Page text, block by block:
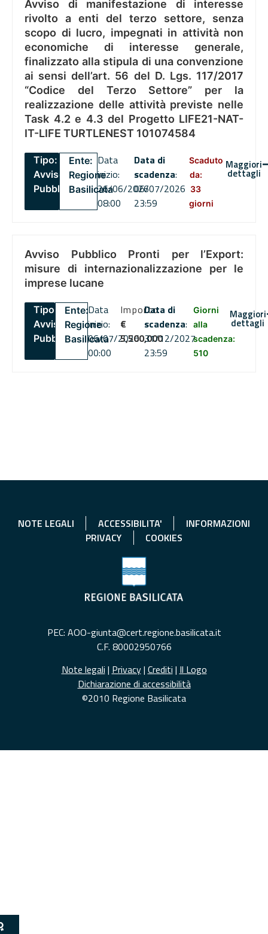
Avviso di manifestazione di interesse
rivolto a enti del terzo settore, senza
scopo di lucro, impegnati in attività non
economiche di interesse generale,
finalizzato alla stipula di una convenzione
ai sensi dell’art. 56 del D. Lgs. 117/2017
“Codice del Terzo Settore” per la
realizzazione delle attività previste nelle
Task 4.2 e 4.3 del Progetto LIFE21-NAT-
IT-LIFE TURTLENEST 101074584
Tipo:
Avviso
Pubblico
Ente:
Regione
Basilicata
Data
inizio:
26/06/2026
08:00
Data di
scadenza:
06/07/2026
23:59
Scaduto
da:
33
giorni
Maggiori
dettagli
Avviso Pubblico Pronti per l’Export:
misure di internazionalizzazione per le
imprese lucane
Tipo:
Avviso
Pubblico
Ente:
Regione
Basilicata
Data
inizio:
06/07/2026
00:00
Importo
€
5,500,000
Data di
scadenza:
31/12/2027
23:59
Giorni
alla
scadenza:
510
Maggiori
dettagli
NOTE LEGALI ACCESSIBILITA'
INFORMAZIONI
PRIVACY
COOKIES
PEC: AOO-giunta@cert.regione.basilicata.it
C.F. 80002950766
Note legali | Privacy| Crediti | Il Logo
Dichiarazione di accessibilità
©2010 Regione Basilicata